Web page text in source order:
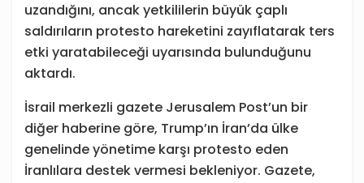
uzandığını, ancak yetkililerin büyük çaplı
saldırıların protesto hareketini zayıflatarak ters
etki yaratabileceği uyarısında bulunduğunu
aktardı.
İsrail merkezli gazete Jerusalem Post’un bir
diğer haberine göre, Trump’ın İran’da ülke
genelinde yönetime karşı protesto eden
İranlılara destek vermesi bekleniyor. Gazete,